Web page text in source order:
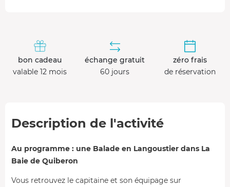
bon cadeau
valable 12 mois
échange gratuit
60 jours
zéro frais
de réservation
Description de l'activité
Au programme : une Balade en Langoustier dans La
Baie de Quiberon
Vous retrouvez le capitaine et son équipage sur